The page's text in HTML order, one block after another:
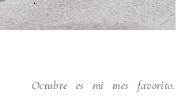
Octubre es mi mes favorito.